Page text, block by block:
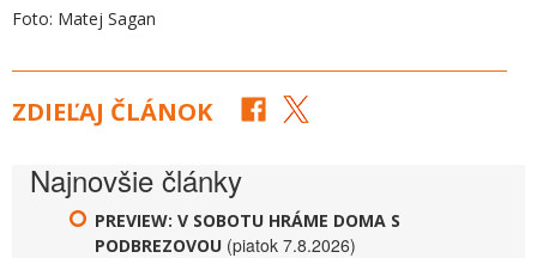
Foto: Matej Sagan
ZDIEĽAJ ČLÁNOK
Najnovšie články
PREVIEW: V SOBOTU HRÁME DOMA S
PODBREZOVOU (piatok 7.8.2026)